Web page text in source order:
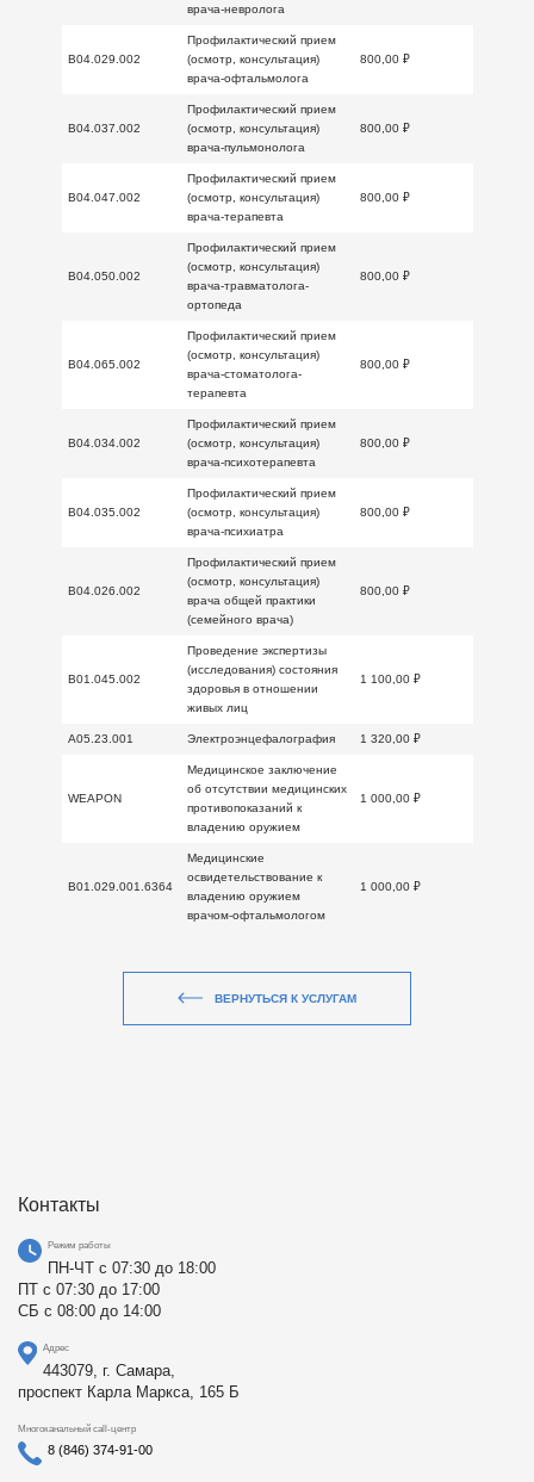
врача-невролога
B04.029.002
Профилактический прием
(осмотр, консультация)
врача-офтальмолога
800,00 ₽
B04.037.002
Профилактический прием
(осмотр, консультация)
врача-пульмонолога
800,00 ₽
B04.047.002
Профилактический прием
(осмотр, консультация)
врача-терапевта
800,00 ₽
B04.050.002
Профилактический прием
(осмотр, консультация)
врача-травматолога-
ортопеда
800,00 ₽
B04.065.002
Профилактический прием
(осмотр, консультация)
врача-стоматолога-
терапевта
800,00 ₽
B04.034.002
Профилактический прием
(осмотр, консультация)
врача-психотерапевта
800,00 ₽
B04.035.002
Профилактический прием
(осмотр, консультация)
врача-психиатра
800,00 ₽
B04.026.002
Профилактический прием
(осмотр, консультация)
врача общей практики
(семейного врача)
800,00 ₽
B01.045.002
Проведение экспертизы
(исследования) состояния
здоровья в отношении
живых лиц
1 100,00 ₽
A05.23.001 Электроэнцефалография 1 320,00 ₽
WEAPON
Медицинское заключение
об отсутствии медицинских
противопоказаний к
владению оружием
1 000,00 ₽
B01.029.001.6364
Медицинские
освидетельствование к
владению оружием
врачом-офтальмологом
1 000,00 ₽
ВЕРНУТЬСЯ К УСЛУГАМ
Контакты
Режим работы
ПН-ЧТ с 07:30 до 18:00
ПТ с 07:30 до 17:00
СБ с 08:00 до 14:00
Адрес
443079, г. Самара,
проспект Карла Маркса, 165 Б
Многоканальный call-центр
8 (846) 374-91-00